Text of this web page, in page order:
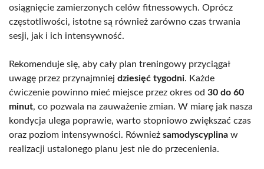
osiągnięcie zamierzonych celów fitnessowych. Oprócz
częstotliwości, istotne są również zarówno czas trwania
sesji, jak i ich intensywność.
Rekomenduje się, aby cały plan treningowy przyciągał
uwagę przez przynajmniej dziesięć tygodni. Każde
ćwiczenie powinno mieć miejsce przez okres od 30 do 60
minut, co pozwala na zauważenie zmian. W miarę jak nasza
kondycja ulega poprawie, warto stopniowo zwiększać czas
oraz poziom intensywności. Również samodyscyplina w
realizacji ustalonego planu jest nie do przecenienia.